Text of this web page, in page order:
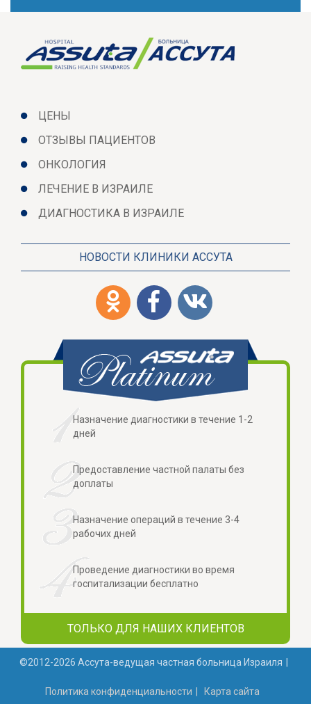
ЦЕНЫ
ОТЗЫВЫ ПАЦИЕНТОВ
ОНКОЛОГИЯ
ЛЕЧЕНИЕ В ИЗРАИЛЕ
ДИАГНОСТИКА В ИЗРАИЛЕ
НОВОСТИ КЛИНИКИ АССУТА
Назначение диагностики в течение 1-2
дней
Предоставление частной палаты без
доплаты
Назначение операций в течение 3-4
рабочих дней
Проведение диагностики во время
госпитализации бесплатно
ТОЛЬКО ДЛЯ НАШИХ КЛИЕНТОВ
©2012-2026 Ассута-ведущая частная больница Израиля
Политикa конфиденциальности Карта сайта